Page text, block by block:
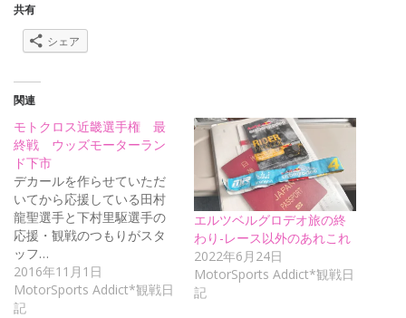
共有
シェア
関連
モトクロス近畿選手権 最
終戦 ウッズモーターラン
ド下市
デカールを作らせていただ
いてから応援している田村
龍聖選手と下村里駆選手の
応援・観戦のつもりがスタ
ッフ…
2016年11月1日
MotorSports Addict*観戦日
記
エルツベルグロデオ旅の終
わり-レース以外のあれこれ
2022年6月24日
MotorSports Addict*観戦日
記